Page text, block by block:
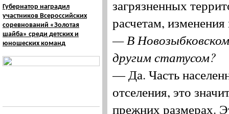
Губернатор наградил
участников Всероссийских
соревнований «Золотая
шайба» среди детских и
юношеских команд
загрязненных
расчетам,
— В
другим статусом?
— Да. Часть
отселения, это
прежних размерах.